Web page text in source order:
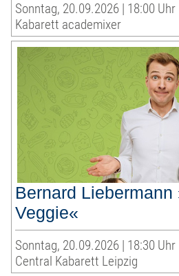
Sonntag, 20.09.2026 | 18:00 Uhr
Kabarett academixer
Bernard Liebermann
Veggie«
Sonntag, 20.09.2026 | 18:30 Uhr
Central Kabarett Leipzig